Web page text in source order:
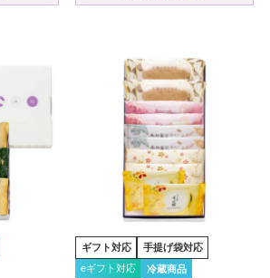
ギフト対応
手提げ袋対応
eギフト対応
冷蔵商品